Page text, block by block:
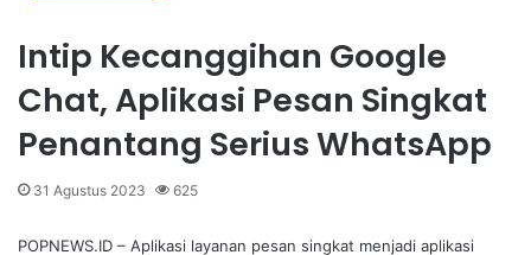
Intip Kecanggihan Google
Chat, Aplikasi Pesan Singkat
Penantang Serius WhatsApp
31 Agustus 2023 625
POPNEWS.ID – Aplikasi layanan pesan singkat menjadi aplikasi